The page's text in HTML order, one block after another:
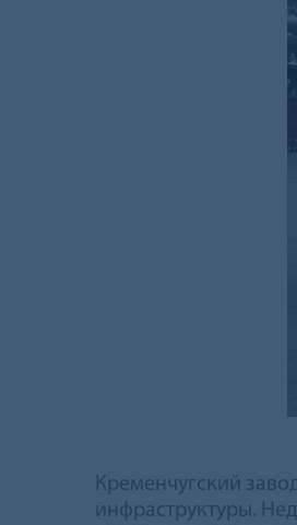
Кременчугский
инфраструктуры.